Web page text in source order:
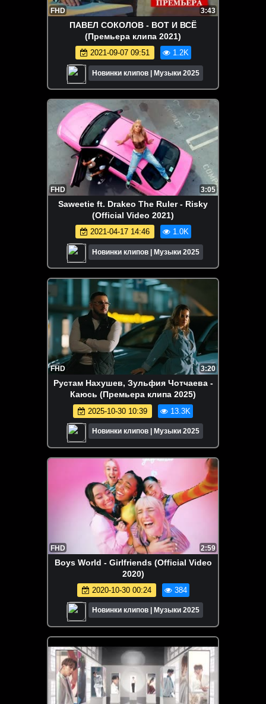
FHD 3:43
ПАВЕЛ СОКОЛОВ - ВОТ И ВСЁ
(Премьера клипа 2021)
2021-09-07 09:51 1.2K
Новинки клипов | Музыки 2025
FHD 3:05
Saweetie ft. Drakeo The Ruler - Risky
(Official Video 2021)
2021-04-17 14:46 1.0K
Новинки клипов | Музыки 2025
FHD 3:20
Рустам Нахушев, Зульфия Чотчаева -
Каюсь (Премьера клипа 2025)
2025-10-30 10:39 13.3K
Новинки клипов | Музыки 2025
FHD 2:59
Boys World - Girlfriends (Official Video
2020)
2020-10-30 00:24 384
Новинки клипов | Музыки 2025